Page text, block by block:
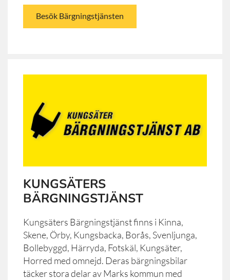
Besök Bärgningstjänsten
KUNGSÄTERS
BÄRGNINGSTJÄNST
Kungsäters Bärgningstjänst finns i Kinna,
Skene, Örby, Kungsbacka, Borås, Svenljunga,
Bollebyggd, Härryda, Fotskäl, Kungsäter,
Horred med omnejd. Deras bärgningsbilar
täcker stora delar av Marks kommun med